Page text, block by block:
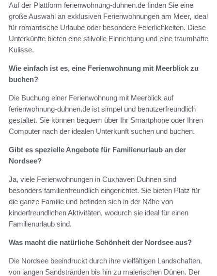
Auf der Plattform ferienwohnung-duhnen.de finden Sie eine
große Auswahl an exklusiven Ferienwohnungen am Meer, ideal
für romantische Urlaube oder besondere Feierlichkeiten. Diese
Unterkünfte bieten eine stilvolle Einrichtung und eine traumhafte
Kulisse.
Wie einfach ist es, eine Ferienwohnung mit Meerblick zu
buchen?
Die Buchung einer Ferienwohnung mit Meerblick auf
ferienwohnung-duhnen.de ist simpel und benutzerfreundlich
gestaltet. Sie können bequem über Ihr Smartphone oder Ihren
Computer nach der idealen Unterkunft suchen und buchen.
Gibt es spezielle Angebote für Familienurlaub an der
Nordsee?
Ja, viele Ferienwohnungen in Cuxhaven Duhnen sind
besonders familienfreundlich eingerichtet. Sie bieten Platz für
die ganze Familie und befinden sich in der Nähe von
kinderfreundlichen Aktivitäten, wodurch sie ideal für einen
Familienurlaub sind.
Was macht die natürliche Schönheit der Nordsee aus?
Die Nordsee beeindruckt durch ihre vielfältigen Landschaften,
von langen Sandstränden bis hin zu malerischen Dünen. Der